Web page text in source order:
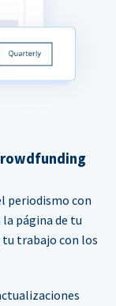
periodismo con
página de tu
trabajo con los